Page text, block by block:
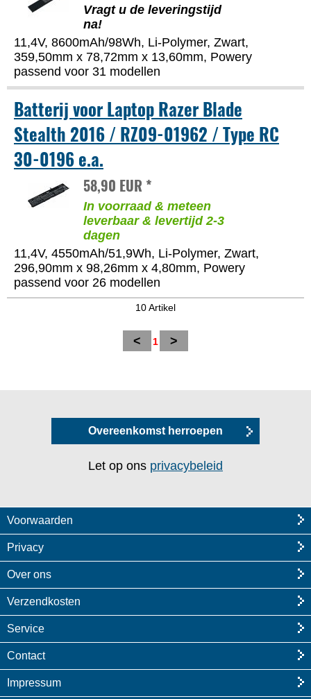
Vragt u de leveringstijd
na!
11,4V, 8600mAh/98Wh, Li-Polymer, Zwart,
359,50mm x 78,72mm x 13,60mm, Powery
passend voor 31 modellen
Batterij voor Laptop Razer Blade
Stealth 2016 / RZ09-01962 / Type RC
30-0196 e.a.
58,90 EUR *
In voorraad & meteen
leverbaar & levertijd 2-3
dagen
11,4V, 4550mAh/51,9Wh, Li-Polymer, Zwart,
296,90mm x 98,26mm x 4,80mm, Powery
passend voor 26 modellen
10 Artikel
< 1 >
Overeenkomst herroepen
Let op ons privacybeleid
Voorwaarden
Privacy
Over ons
Verzendkosten
Service
Contact
Impressum